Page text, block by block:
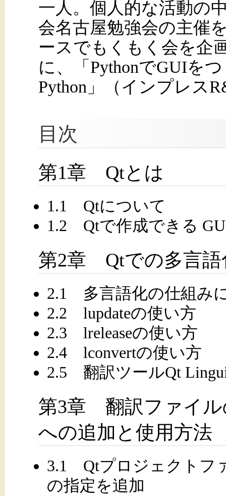
一人。個人的な活動の
会名古屋勉強会の主催
ースでもくもく会を企
に、「PythonでGUIを
Python」（インプレス
目次
第1章 Qtとは
1.1 Qtについて
1.2 Qtで作成できる
第2章 Qtでの多言語
2.1 多言語化の仕組み
2.2 lupdateの使い方
2.3 lreleaseの使い方
2.4 lconvertの使い方
2.5 翻訳ツールQt
第3章 翻訳ファイル
への追加と使用方法
3.1 Qtプロジェクトフ
の指定を追加